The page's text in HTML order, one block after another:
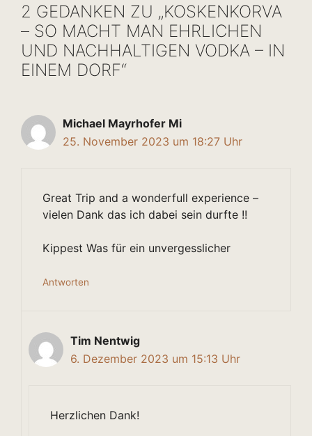
2 GEDANKEN ZU „KOSKENKORVA
– SO MACHT MAN EHRLICHEN
UND NACHHALTIGEN VODKA – IN
EINEM DORF“
Michael Mayrhofer Mi
25. November 2023 um 18:27 Uhr
Great Trip and a wonderfull experience –
vielen Dank das ich dabei sein durfte !!
Kippest Was für ein unvergesslicher
Antworten
Tim Nentwig
6. Dezember 2023 um 15:13 Uhr
Herzlichen Dank!